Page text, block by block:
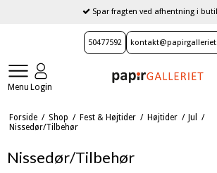
Spar fragten ved afhentning i
50477592
Menu Login
Forside / Shop / Fest & Højtider / Højtider / Jul
/
Nissedør/Tilbehør
Nissedør/Tilbehør